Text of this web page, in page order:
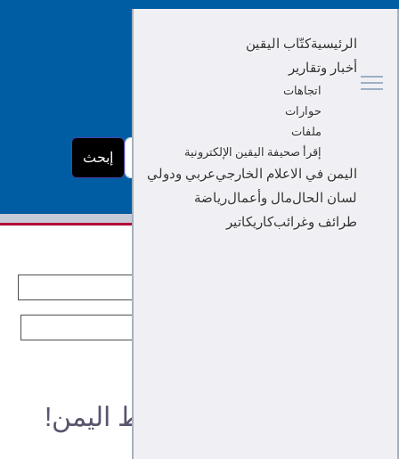
البحث...
إبحث
السعودية جاهزة لبيع نفط اليمن!
الرئيسيةكتّاب اليقين
أخبار وتقارير
اتجاهات
حوارات
ملفات
إقرأ صحيفة اليقين الإلكترونية
اليمن في الاعلام الخارجيعربي ودولي
لسان الحالمال وأعمالرياضة
طرائف وغرائبكاريكاتير